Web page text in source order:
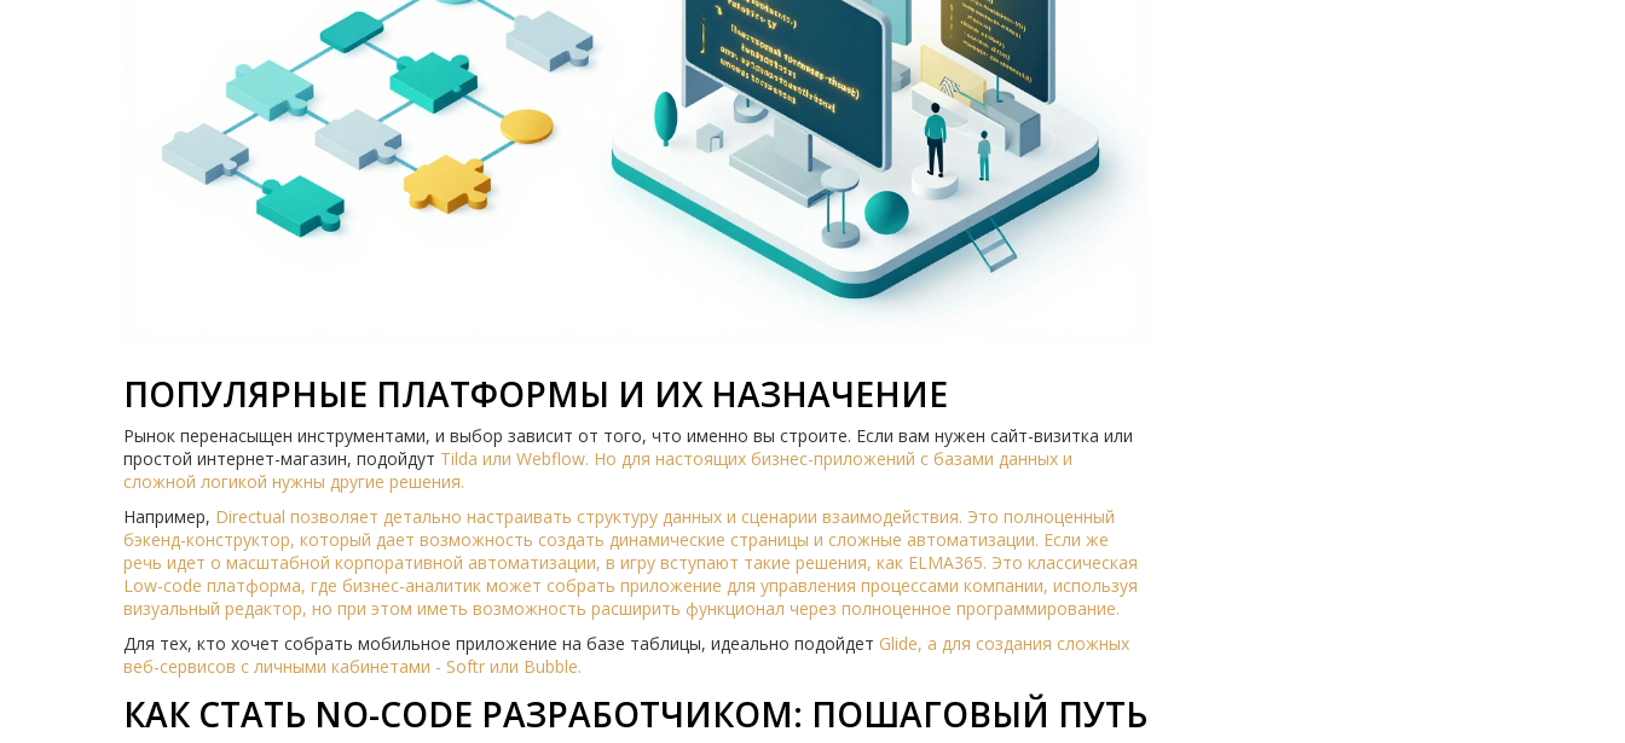
ПОПУЛЯРНЫЕ ПЛАТФОРМЫ И ИХ НАЗНАЧЕНИЕ
Рынок перенасыщен инструментами, и выбор зависит от того, что именно вы строите. Если вам нужен сайт-визитка или
простой интернет-магазин, подойдут Tilda или Webflow. Но для настоящих бизнес-приложений с базами данных и
сложной логикой нужны другие решения.
Например, Directual позволяет детально настраивать структуру данных и сценарии взаимодействия. Это полноценный
бэкенд-конструктор, который дает возможность создать динамические страницы и сложные автоматизации. Если же
речь идет о масштабной корпоративной автоматизации, в игру вступают такие решения, как ELMA365. Это классическая
Low-code платформа, где бизнес-аналитик может собрать приложение для управления процессами компании, используя
визуальный редактор, но при этом иметь возможность расширить функционал через полноценное программирование.
Для тех, кто хочет собрать мобильное приложение на базе таблицы, идеально подойдет Glide, а для создания сложных
веб-сервисов с личными кабинетами - Softr или Bubble.
КАК СТАТЬ NO-CODE РАЗРАБОТЧИКОМ: ПОШАГОВЫЙ ПУТЬ